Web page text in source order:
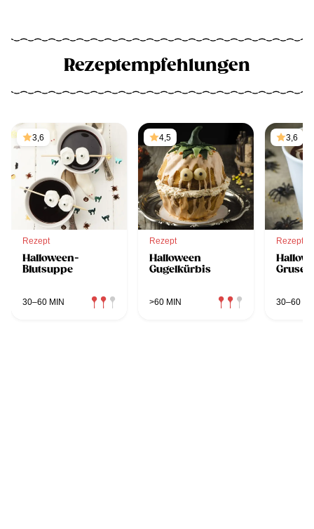
Rezeptempfehlungen
3,6
Rezept
Halloween-
Blutsuppe
30–60 MIN
4,5
Rezept
Halloween
Gugelkürbis
>60 MIN
3,6
Rezept
30–60